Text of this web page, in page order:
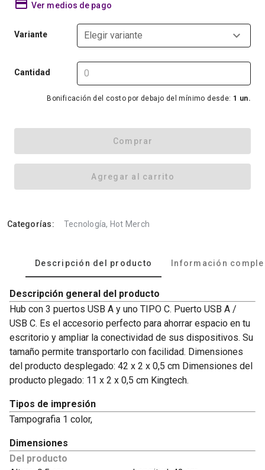
Ver medios de pago
Variante Elegir variante
Cantidad
Bonificación del costo por debajo del mínimo desde: 1 un.
Comprar
Agregar al carrito
Categorías: Tecnología, Hot Merch
Descripción del producto Información
Descripción general del producto
Hub con 3 puertos USB A y uno TIPO C. Puerto USB A /
USB C. Es el accesorio perfecto para ahorrar espacio en tu
escritorio y ampliar la conectividad de sus dispositivos. Su
tamaño permite transportarlo con facilidad. Dimensiones
del producto desplegado: 42 x 2 x 0,5 cm Dimensiones del
producto plegado: 11 x 2 x 0,5 cm Kingtech.
Tipos de impresión
Tampografia 1 color,
Dimensiones
Del producto